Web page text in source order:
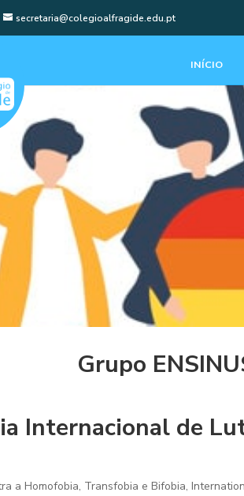
secretaria@colegioalfragide.edu.pt
INÍCIO
Grupo
Internacional de
a Homofobia, Transfobia e Bifobia,